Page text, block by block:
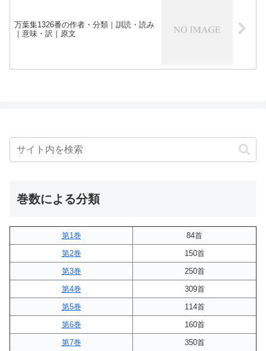
万葉集1326番の作者・分類｜訓読・読み
｜意味・訳｜原文
巻数による分類
第1巻
84首
第2巻
150首
第3巻
250首
第4巻
309首
第5巻
114首
第6巻
160首
第7巻
350首